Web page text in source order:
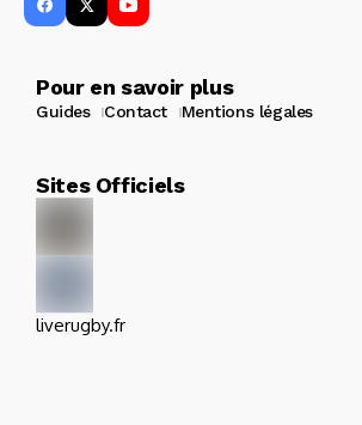
Pour en savoir plus
Guides Contact Mentions légales
Sites Officiels
liverugby.fr